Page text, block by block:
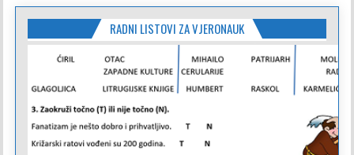
RADNI LISTOVI ZA VJERONAUK